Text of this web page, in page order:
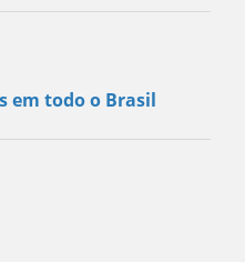
em todo o Brasil